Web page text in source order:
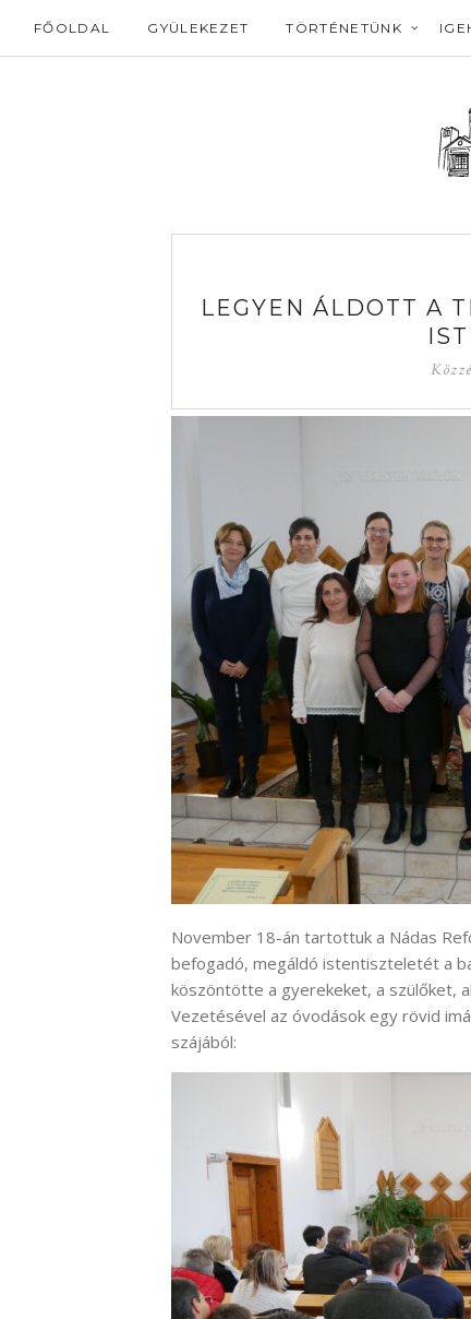
FŐOLDAL GYÜLEKEZET TÖRTÉNETÜNK
LEGYEN ÁLDOTT A
November 18-án tartottuk a Nádas
befogadó, megáldó istentiszteletét a
köszöntötte a gyerekeket, a szülőket,
Vezetésével az óvodások egy rövid
szájából: